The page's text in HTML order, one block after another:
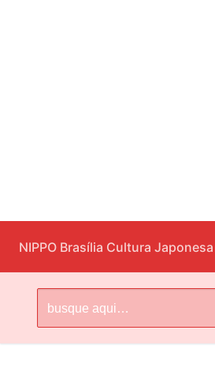
para
o
conteúdo
NIPPO Brasília Cultura Japonesa
por: